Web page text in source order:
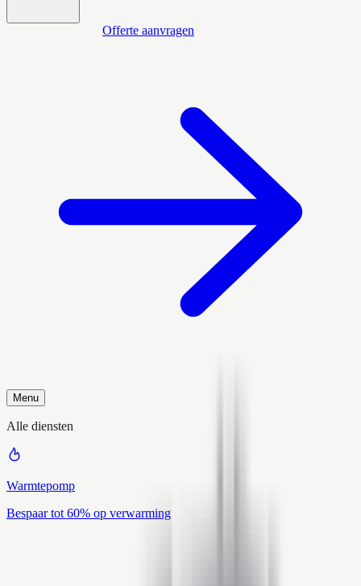
Offerte aanvragen
Menu
Alle diensten
Warmtepomp
Bespaar tot 60% op verwarming